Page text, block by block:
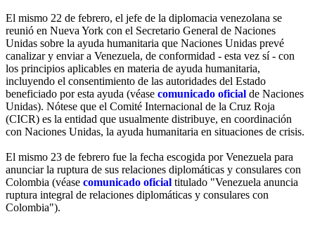
El mismo 22 de febrero, el jefe de la diplomacia venezolana se
reunió en Nueva York con el Secretario General de Naciones
Unidas sobre la ayuda humanitaria que Naciones Unidas prevé
canalizar y enviar a Venezuela, de conformidad - esta vez sí - con
los principios aplicables en materia de ayuda humanitaria,
incluyendo el consentimiento de las autoridades del Estado
beneficiado por esta ayuda (véase comunicado oficial de Naciones
Unidas). Nótese que el Comité Internacional de la Cruz Roja
(CICR) es la entidad que usualmente distribuye, en coordinación
con Naciones Unidas, la ayuda humanitaria en situaciones de crisis.
El mismo 23 de febrero fue la fecha escogida por Venezuela para
anunciar la ruptura de sus relaciones diplomáticas y consulares con
Colombia (véase comunicado oficial titulado "Venezuela anuncia
ruptura integral de relaciones diplomáticas y consulares con
Colombia").